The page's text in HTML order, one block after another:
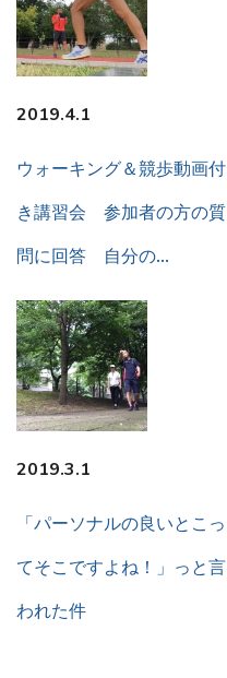
2019.4.1
ウォーキング＆競歩動画付
き講習会 参加者の方の質
問に回答 自分の…
2019.3.1
「パーソナルの良いとこっ
てそこですよね！」っと言
われた件